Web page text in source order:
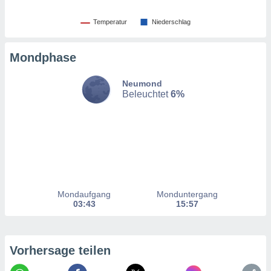
indem
Temperatur Niederschlag
Mondphase
Neumond
Beleuchtet6%
Mondaufgang
03:43
Monduntergang
15:57
Vorhersage teilen